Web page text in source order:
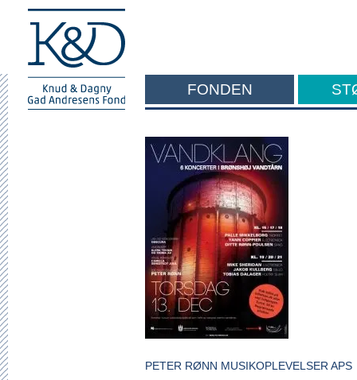
FONDEN
PETER RØNN MUSIKOPLEVELSER APS